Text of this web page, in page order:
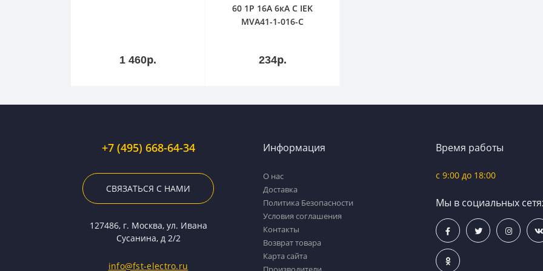
1 460р.
корзину
60 1Р 16А 6кА С IEK
MVA41-1-016-C
234р.
корзину
+7 (495) 668-64-34
СВЯЗАТЬСЯ С НАМИ
127486, г. Москва, ул. Ивана
Сусанина, д 2/2
info@fst-electro.ru
Информация
О нас
Доставка
Политика Безопасности
Условия соглашения
Контакты
Возврат товара
Карта сайта
Время работы
c 9:00 до 18:00
Мы в социальных